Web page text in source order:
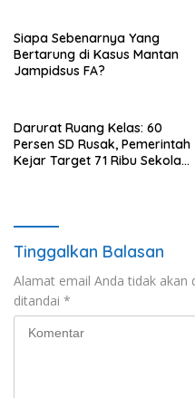
Siapa Sebenarnya Yang
Bertarung di Kasus Mantan
Jampidsus FA?
Darurat Ruang Kelas: 60
Persen SD Rusak, Pemerintah
Kejar Target 71 Ribu Sekolah
Tinggalkan Balasan
Alamat email Anda tidak akan
ditandai *